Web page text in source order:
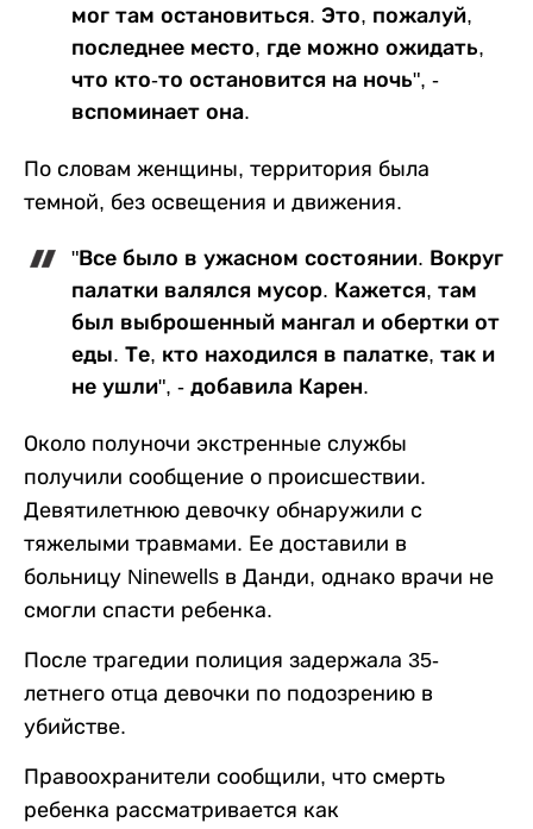
мог там остановиться. Это, пожалуй,
последнее место, где можно ожидать,
что кто-то остановится на ночь", -
вспоминает она.
По словам женщины, территория была
темной, без освещения и движения.
"Все было в ужасном состоянии. Вокруг
палатки валялся мусор. Кажется, там
был выброшенный мангал и обертки от
еды. Те, кто находился в палатке, так и
не ушли", - добавила Карен.
Около полуночи экстренные службы
получили сообщение о происшествии.
Девятилетнюю девочку обнаружили с
тяжелыми травмами. Ее доставили в
больницу Ninewells в Данди, однако врачи не
смогли спасти ребенка.
После трагедии полиция задержала 35-
летнего отца девочки по подозрению в
убийстве.
Правоохранители сообщили, что смерть
ребенка рассматривается как